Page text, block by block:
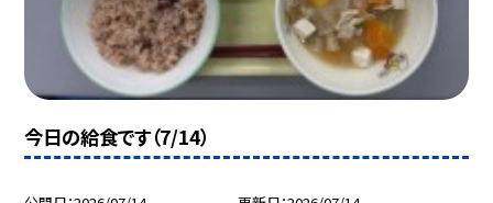
今日の給食です（7/14）